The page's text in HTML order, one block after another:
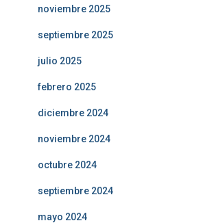
noviembre 2025
septiembre 2025
julio 2025
febrero 2025
diciembre 2024
noviembre 2024
octubre 2024
septiembre 2024
mayo 2024